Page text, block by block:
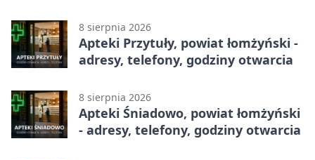
8 sierpnia 2026
Apteki Przytuły, powiat łomżyński -
adresy, telefony, godziny otwarcia
8 sierpnia 2026
Apteki Śniadowo, powiat łomżyński
- adresy, telefony, godziny otwarcia